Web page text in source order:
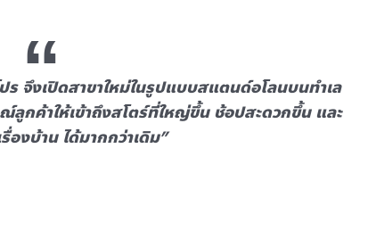
ร จึงเปิดสาขาใหม่ในรูปแบบสแตนด์อโลนบนทำเล
กค้าให้เข้าถึงสโตร์ที่ใหญ่ขึ้น ช้อปสะดวกขึ้น และ
องบ้าน ได้มากกว่าเดิม”